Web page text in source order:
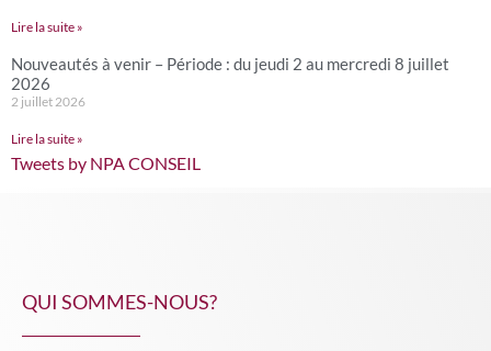
Lire la suite »
Nouveautés à venir – Période : du jeudi 2 au mercredi 8 juillet
2026
2 juillet 2026
Lire la suite »
Tweets by NPA CONSEIL
QUI SOMMES-NOUS?